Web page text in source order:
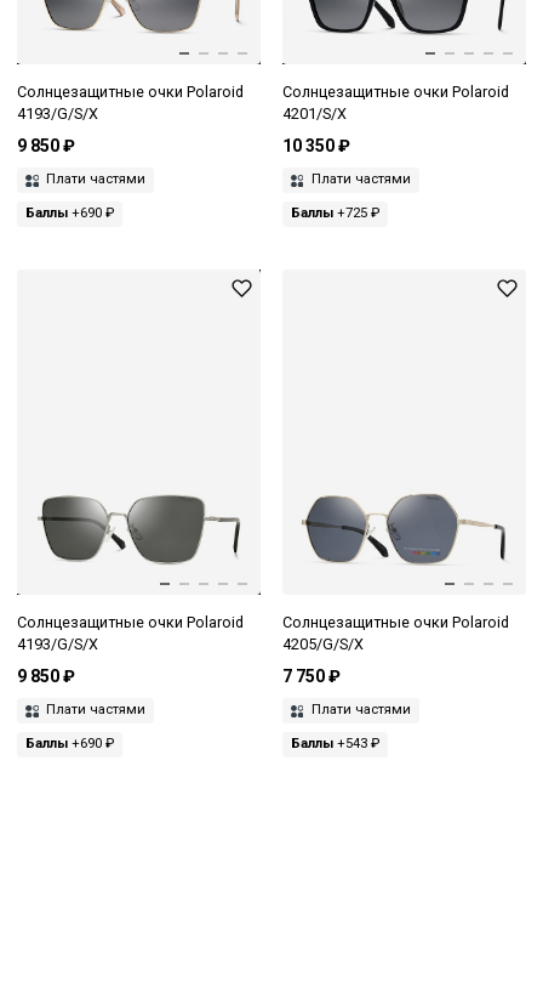
Солнцезащитные очки Polaroid
4193/G/S/X
9 850 ₽
Плати частями
Баллы +690 ₽
Солнцезащитные очки Polaroid
4201/S/X
10 350 ₽
Плати частями
Баллы+725 ₽
Солнцезащитные очки Polaroid
4193/G/S/X
9 850 ₽
Плати частями
Баллы +690 ₽
Солнцезащитные очки Polaroid
4205/G/S/X
7 750 ₽
Плати частями
Баллы+543 ₽